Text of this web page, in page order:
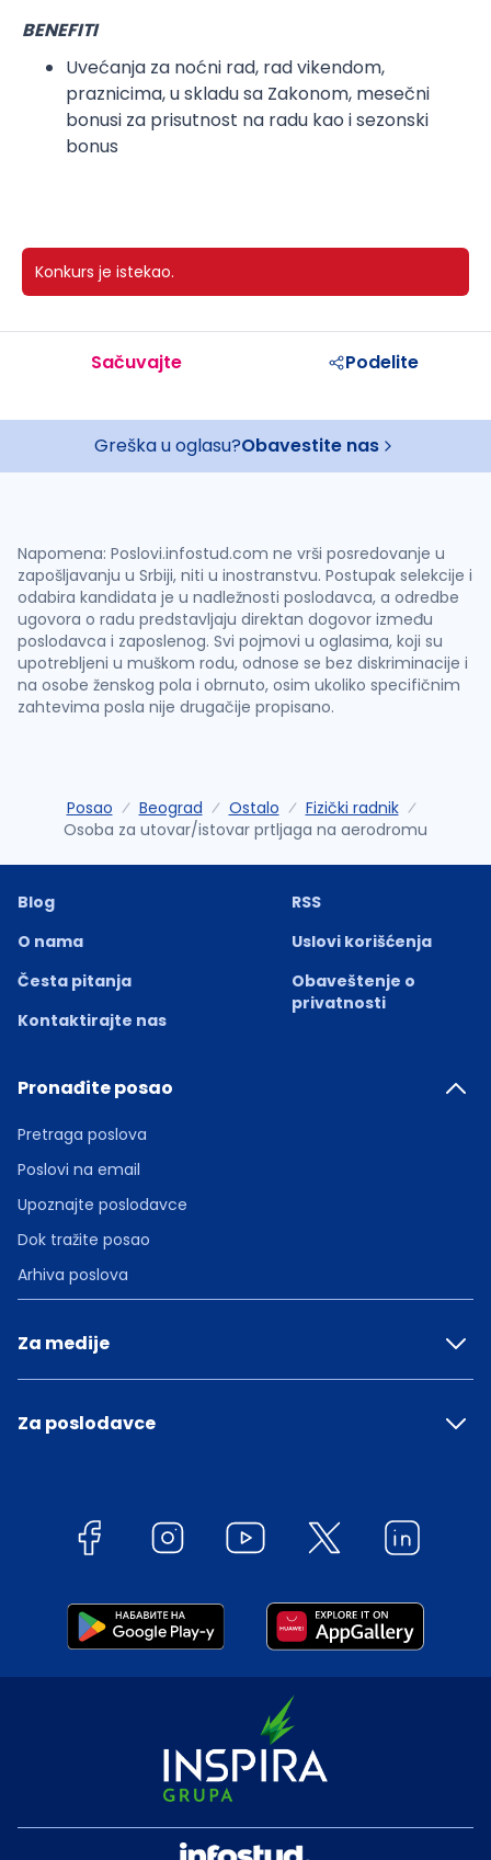
BENEFITI
Uvećanja za noćni rad, rad vikendom,
praznicima, u skladu sa Zakonom, mesečni
bonusi za prisutnost na radu kao i sezonski
bonus
Konkurs je istekao.
Sačuvajte Podelite
Greška u oglasu?Obavestite nas
Napomena: Poslovi.infostud.com ne vrši posredovanje u
zapošljavanju u Srbiji, niti u inostranstvu. Postupak selekcije i
odabira kandidata je u nadležnosti poslodavca, a odredbe
ugovora o radu predstavljaju direktan dogovor između
poslodavca i zaposlenog. Svi pojmovi u oglasima, koji su
upotrebljeni u muškom rodu, odnose se bez diskriminacije i
na osobe ženskog pola i obrnuto, osim ukoliko specifičnim
zahtevima posla nije drugačije propisano.
Posao Beograd Ostalo
Fizički radnik
Osoba za utovar/istovar prtljaga na aerodromu
Blog
O nama
Česta pitanja
Kontaktirajte nas
RSS
Uslovi korišćenja
Obaveštenje o
privatnosti
Pronađite posao
Pretraga poslova
Poslovi na email
Upoznajte poslodavce
Dok tražite posao
Arhiva poslova
Za medije
Za poslodavce